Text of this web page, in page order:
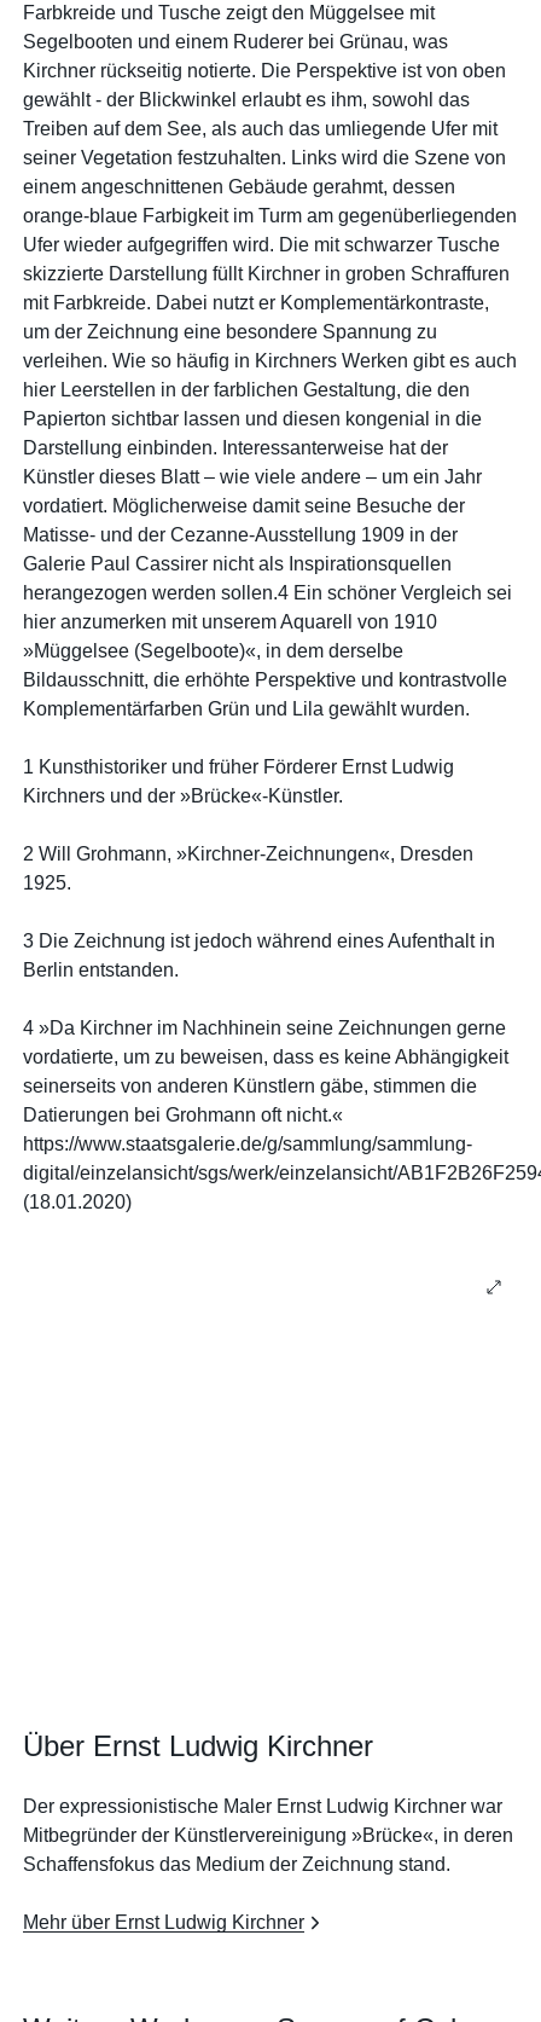
Farbkreide und Tusche zeigt den Müggelsee mit
Segelbooten und einem Ruderer bei Grünau, was
Kirchner rückseitig notierte. Die Perspektive ist von oben
gewählt - der Blickwinkel erlaubt es ihm, sowohl das
Treiben auf dem See, als auch das umliegende Ufer mit
seiner Vegetation festzuhalten. Links wird die Szene von
einem angeschnittenen Gebäude gerahmt, dessen
orange-blaue Farbigkeit im Turm am gegenüberliegenden
Ufer wieder aufgegriffen wird. Die mit schwarzer Tusche
skizzierte Darstellung füllt Kirchner in groben Schraffuren
mit Farbkreide. Dabei nutzt er Komplementärkontraste,
um der Zeichnung eine besondere Spannung zu
verleihen. Wie so häufig in Kirchners Werken gibt es auch
hier Leerstellen in der farblichen Gestaltung, die den
Papierton sichtbar lassen und diesen kongenial in die
Darstellung einbinden. Interessanterweise hat der
Künstler dieses Blatt – wie viele andere – um ein Jahr
vordatiert. Möglicherweise damit seine Besuche der
Matisse- und der Cezanne-Ausstellung 1909 in der
Galerie Paul Cassirer nicht als Inspirationsquellen
herangezogen werden sollen.4 Ein schöner Vergleich sei
hier anzumerken mit unserem Aquarell von 1910
»Müggelsee (Segelboote)«, in dem derselbe
Bildausschnitt, die erhöhte Perspektive und kontrastvolle
Komplementärfarben Grün und Lila gewählt wurden.
1 Kunsthistoriker und früher Förderer Ernst Ludwig
Kirchners und der »Brücke«-Künstler.
2 Will Grohmann, »Kirchner-Zeichnungen«, Dresden
1925.
3 Die Zeichnung ist jedoch während eines Aufenthalt in
Berlin entstanden.
4 »Da Kirchner im Nachhinein seine Zeichnungen gerne
vordatierte, um zu beweisen, dass es keine Abhängigkeit
seinerseits von anderen Künstlern gäbe, stimmen die
Datierungen bei Grohmann oft nicht.«
https://www.staatsgalerie.de/g/sammlung/sammlung-
digital/einzelansicht/sgs/werk/einzelansicht/
(18.01.2020)
Über Ernst Ludwig Kirchner
Der expressionistische Maler Ernst Ludwig Kirchner war
Mitbegründer der Künstlervereinigung »Brücke«, in deren
Schaffensfokus das Medium der Zeichnung stand.
Mehr über Ernst Ludwig Kirchner